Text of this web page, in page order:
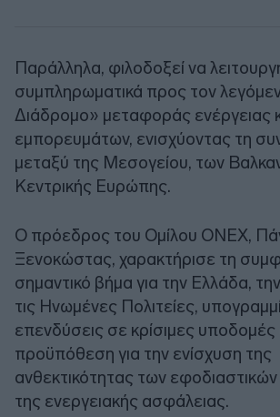
Παράλληλα, φιλοδοξεί να
συμπληρωματικά προς τον
Διάδρομο» μεταφοράς ενέργειας
εμπορευμάτων, ενισχύοντας τη
μεταξύ της Μεσογείου, των
Κεντρικής Ευρώπης.
Ο πρόεδρος του Ομίλου ONEX,
Ξενοκώστας, χαρακτήρισε τη
σημαντικό βήμα για την Ελλάδα,
τις Ηνωμένες Πολιτείες,
επενδύσεις σε κρίσιμες
προϋπόθεση για την ενίσχυση της
ανθεκτικότητας των εφοδιαστικών
της ενεργειακής ασφάλειας.